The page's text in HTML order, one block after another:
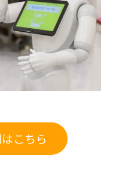
こちら